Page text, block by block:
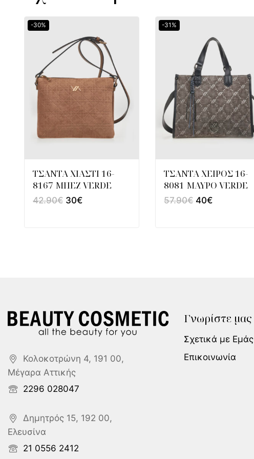
-30%
ΤΣΑΝΤΑ ΧΙΑΣΤΙ 16-
8167 ΜΠΕΖ VERDE
42.90€ 30€
-31%
ΤΣΑΝΤΑ ΧΕΙΡΟΣ 16-
8081 ΜΑΥΡΟ VERDE
57.90€ 40€
Κολοκοτρώνη 4, 191 00,
Μέγαρα Αττικής
2296 028047
Δημητρός 15, 192 00,
Ελευσίνα
21 0556 2412
Γνωρίστε μας
Σχετικά με Εμάς
Επικοινωνία